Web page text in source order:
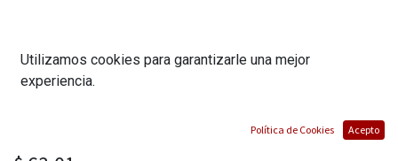
CILINDRO PARA RICOH AF
340/350/450/1035/1045/2035/3035/2045
Utilizamos cookies para garantizarle una mejor
experiencia.
Política de Cookies Acepto